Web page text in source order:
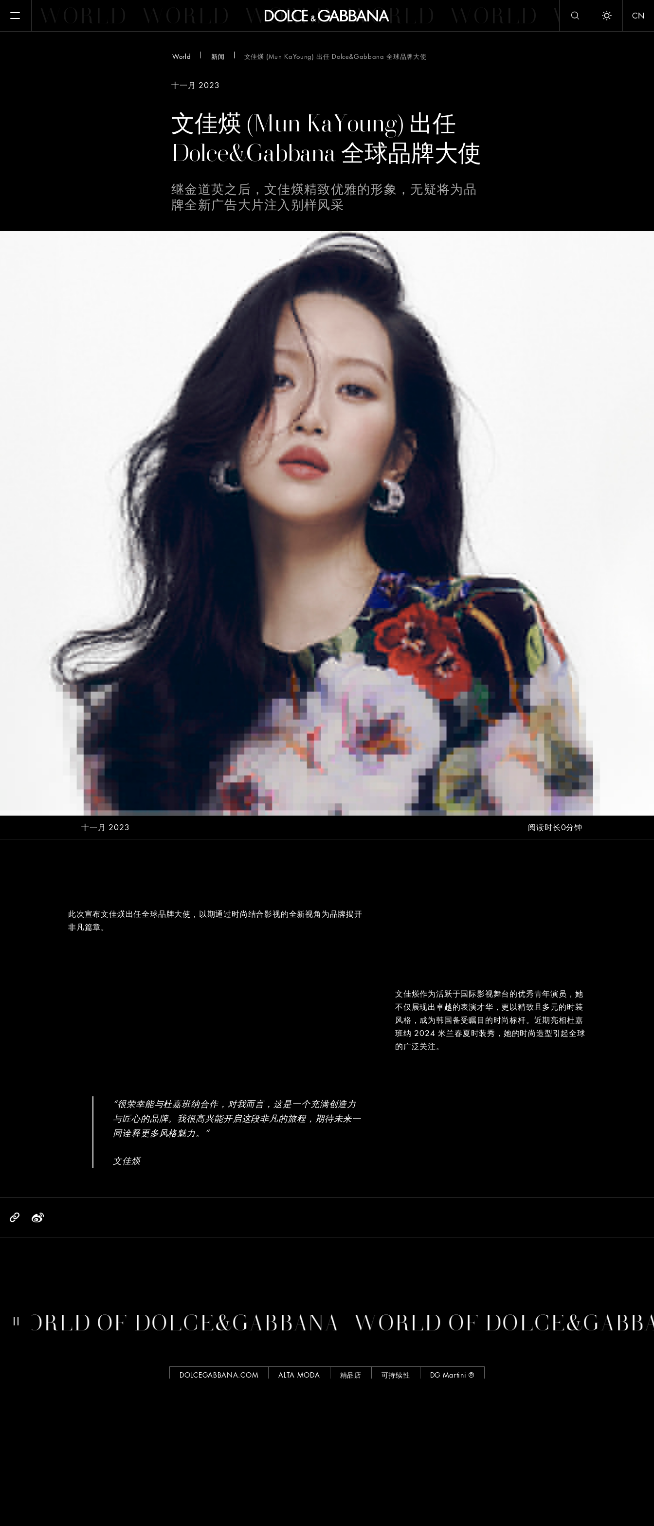
Open MenuWORLD WORLD WORLD WORLD WORLD WORLD
Toggle
CN
World 新闻 文佳煐 (Mun KaYoung) 出任 Dolce&Gabbana 全球品牌大使
十一月 2023
文佳煐 (Mun KaYoung) 出任
Dolce&Gabbana 全球品牌大使
继金道英之后，文佳煐精致优雅的形象，无疑将为品
牌全新广告大片注入别样风采
十一月 2023 阅读时长0分钟
此次宣布文佳煐出任全球品牌大使，以期通过时尚结合影视的全新视角为品牌揭开
非凡篇章。
文佳煐作为活跃于国际影视舞台的优秀青年演员，她
不仅展现出卓越的表演才华，更以精致且多元的时装
风格，成为韩国备受瞩目的时尚标杆。近期亮相杜嘉
班纳 2024 米兰春夏时装秀，她的时尚造型引起全球
的广泛关注。
“很荣幸能与杜嘉班纳合作，对我而言，这是一个充满创造力
与匠心的品牌。我很高兴能开启这段非凡的旅程，期待未来一
同诠释更多风格魅力。”
文佳煐
OF DOLCE&GABBANA WORLD OF
DOLCEGABBANA.COM ALTA MODA 精品店 可持续性 DG Martini ®
This website uses cookies
cookies are used to personalize content and ads, to provide social media features and to analyse
our traffic. We also share information about your use of our site with our web analytics,
advertising and social media partners who may combine it with other information that you’ve
Privacy Policy
ACCEPT ALL
Continue without Accepting